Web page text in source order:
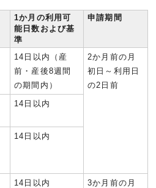
1か月の利用可
能日数および基
準
申請期間
14日以内（産
前・産後8週間
の期間内）
2か月前の月
初日～利用日
の2日前
14日以内
14日以内
14日以内
3か月前の月